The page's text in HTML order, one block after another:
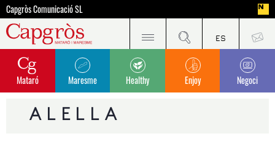
Capgròs Comunicació SL
Mataró Maresme Healthy Enjoy Negoci
ALELLA
Les jornades Gastronòmiques de la DO Alella incorporen nous municipis